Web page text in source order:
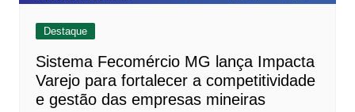
Destaque
Sistema Fecomércio MG lança Impacta
Varejo para fortalecer a competitividade
e gestão das empresas mineiras